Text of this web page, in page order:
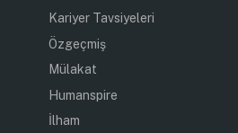
Kariyer Tavsiyeleri
Özgeçmiş
Mülakat
Humanspire
İlham